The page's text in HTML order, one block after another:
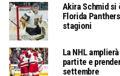
Akira Schmid si
Florida
stagioni
La NHL
partite e
settembre